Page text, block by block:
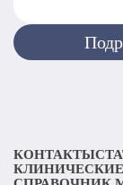
КОНТАКТЫ